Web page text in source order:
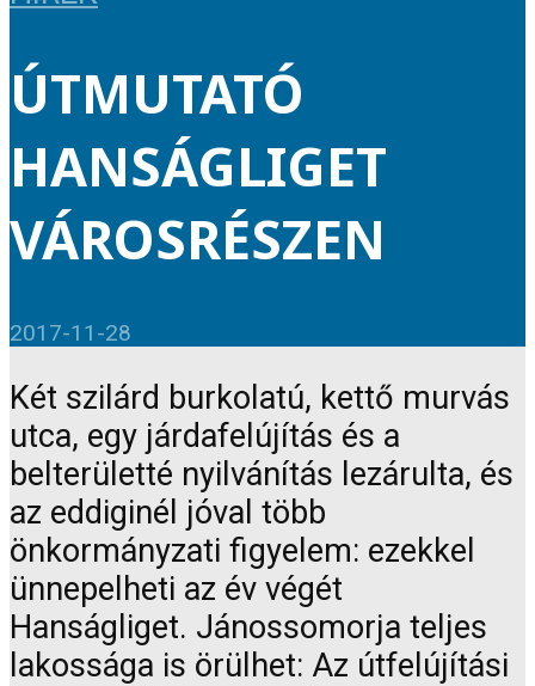
ÚTMUTATÓ
HANSÁGLIGET
VÁROSRÉSZEN
2017-11-28
Két szilárd burkolatú, kettő murvás
utca, egy járdafelújítás és a
belterületté nyilvánítás lezárulta, és
az eddiginél jóval több
önkormányzati figyelem: ezekkel
ünnepelheti az év végét
Hanságliget. Jánossomorja teljes
lakossága is örülhet: Az útfelújítási